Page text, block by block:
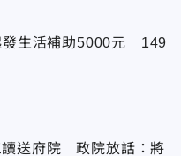
發生活補助5000元 149
讀送府院 政院放話：將